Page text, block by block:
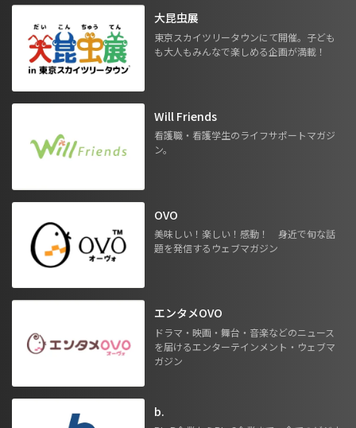
大昆虫展
東京スカイツリータウンにて開催。子ども
も大人もみんなで楽しめる企画が満載！
Will Friends
看護職・看護学生のライフサポートマガジ
ン。
OVO
美味しい！楽しい！感動！ 身近で旬な話
題を発信するウェブマガジン
エンタメOVO
ドラマ・映画・舞台・音楽などのニュース
を届けるエンターテインメント・ウェブマ
ガジン
b.